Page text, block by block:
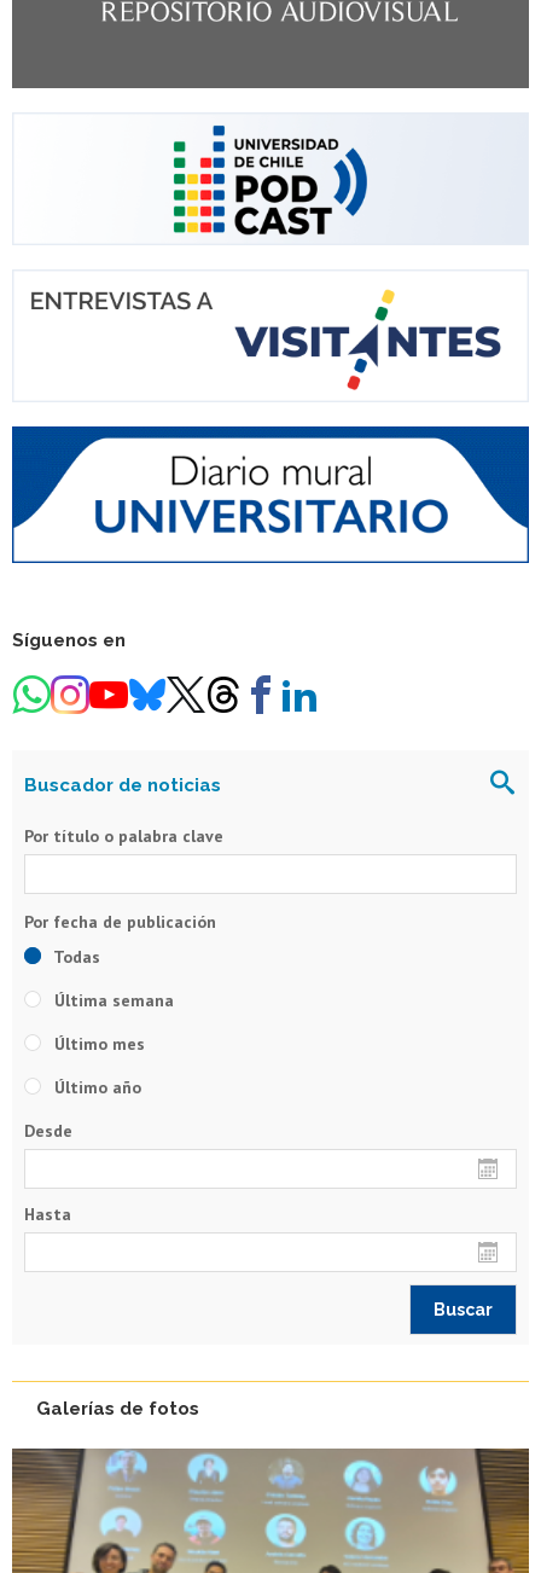
Síguenos en
Buscador de noticias
Por título o palabra clave
Todas
Última semana
Último mes
Último año
Desde
Hasta
Galerías de fotos